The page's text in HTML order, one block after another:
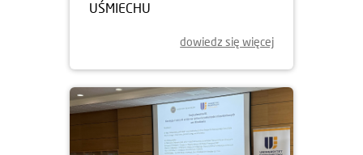
UŚMIECHU
dowiedz się więcej